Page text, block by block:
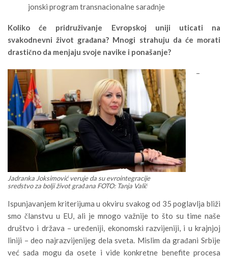
jonski program transnacionalne saradnje
Koliko će pridruživanje Evropskoj uniji uticati na
svakodnevni život građana? Mnogi strahuju da će morati
drastično da menjaju svoje navike i ponašanje?
Jadranka Joksimović veruje da su evrointegracije
sredstvo za bolji život građana FOTO: Tanja Valič
–
Ispunjavanjem kriterijuma u okviru svakog od 35 poglavlja bliži
smo članstvu u EU, ali je mnogo važnije to što su time naše
društvo i država – uređeniji, ekonomski razvijeniji, i u krajnjoj
liniji – deo najrazvijenijeg dela sveta. Mislim da građani Srbije
već sada mogu da osete i vide konkretne benefite procesa